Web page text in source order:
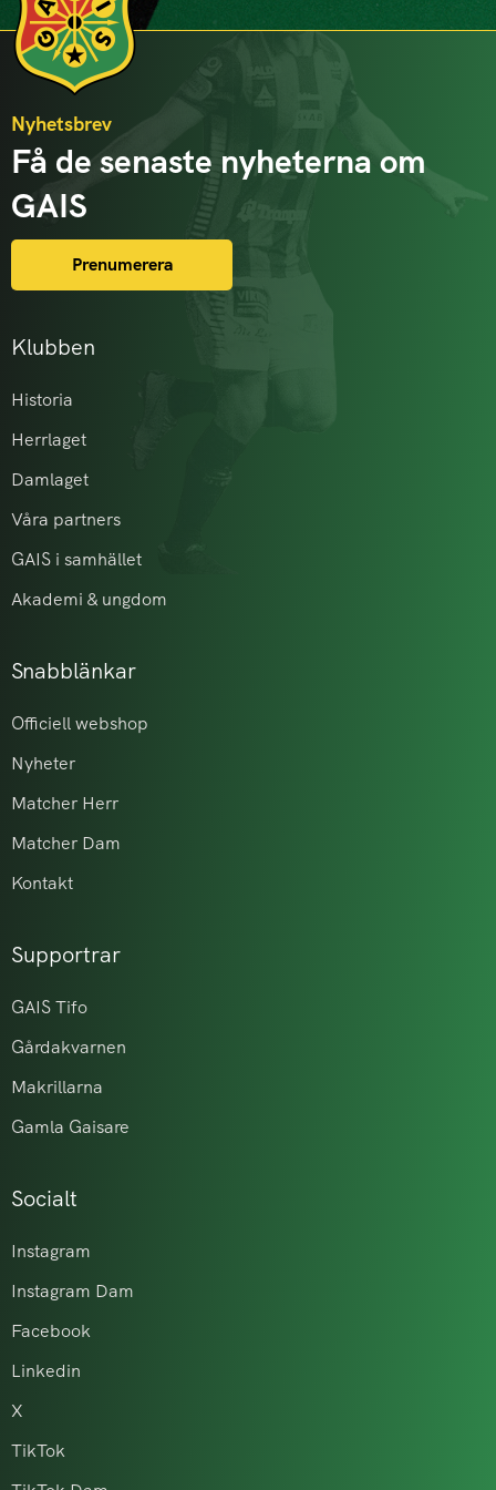
Klubben
Historia
Herrlaget
Damlaget
Våra partners
GAIS i samhället
Akademi & ungdom
Snabblänkar
Officiell webshop
Nyheter
Matcher Herr
Matcher Dam
Kontakt
Supportrar
GAIS Tifo
Gårdakvarnen
Makrillarna
Gamla Gaisare
Socialt
Instagram
Instagram Dam
Facebook
Linkedin
X
TikTok
Nyhetsbrev
Få de senaste nyheterna om
GAIS
Prenumerera